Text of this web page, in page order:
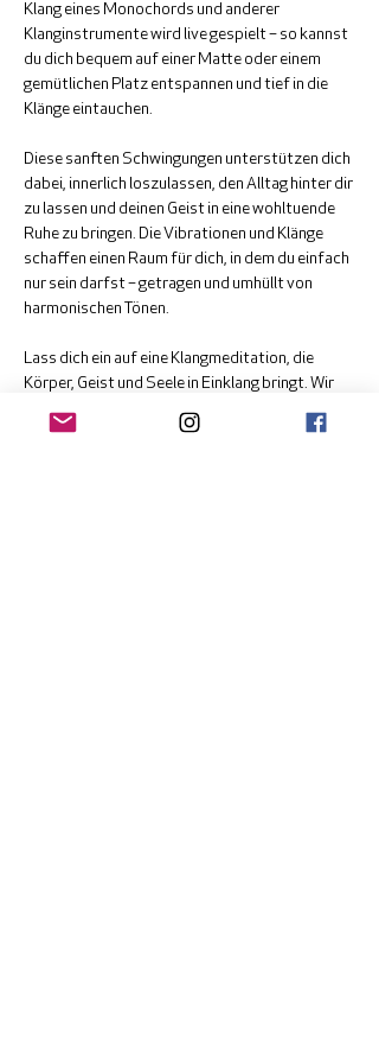
Klang eines Monochords und anderer
Klanginstrumente wird live gespielt – so kannst
du dich bequem auf einer Matte oder einem
gemütlichen Platz entspannen und tief in die
Klänge eintauchen.
Diese sanften Schwingungen unterstützen dich
dabei, innerlich loszulassen, den Alltag hinter dir
zu lassen und deinen Geist in eine wohltuende
Ruhe zu bringen. Die Vibrationen und Klänge
schaffen einen Raum für dich, in dem du einfach
nur sein darfst – getragen und umhüllt von
harmonischen Tönen.
Lass dich ein auf eine Klangmeditation, die
Körper, Geist und Seele in Einklang bringt. Wir
freuen uns, dich auf dieser Reise zu begleiten!